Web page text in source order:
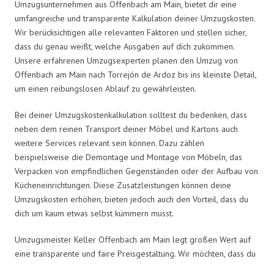
Umzugsunternehmen aus Offenbach am Main, bietet dir eine
umfangreiche und transparente Kalkulation deiner Umzugskosten.
Wir berücksichtigen alle relevanten Faktoren und stellen sicher,
dass du genau weißt, welche Ausgaben auf dich zukommen.
Unsere erfahrenen Umzugsexperten planen den Umzug von
Offenbach am Main nach Torrejón de Ardoz bis ins kleinste Detail,
um einen reibungslosen Ablauf zu gewährleisten.
Bei deiner Umzugskostenkalkulation solltest du bedenken, dass
neben dem reinen Transport deiner Möbel und Kartons auch
weitere Services relevant sein können. Dazu zählen
beispielsweise die Demontage und Montage von Möbeln, das
Verpacken von empfindlichen Gegenständen oder der Aufbau von
Kücheneinrichtungen. Diese Zusatzleistungen können deine
Umzugskosten erhöhen, bieten jedoch auch den Vorteil, dass du
dich um kaum etwas selbst kümmern musst.
Umzugsmeister Keller Offenbach am Main legt großen Wert auf
eine transparente und faire Preisgestaltung. Wir möchten, dass du